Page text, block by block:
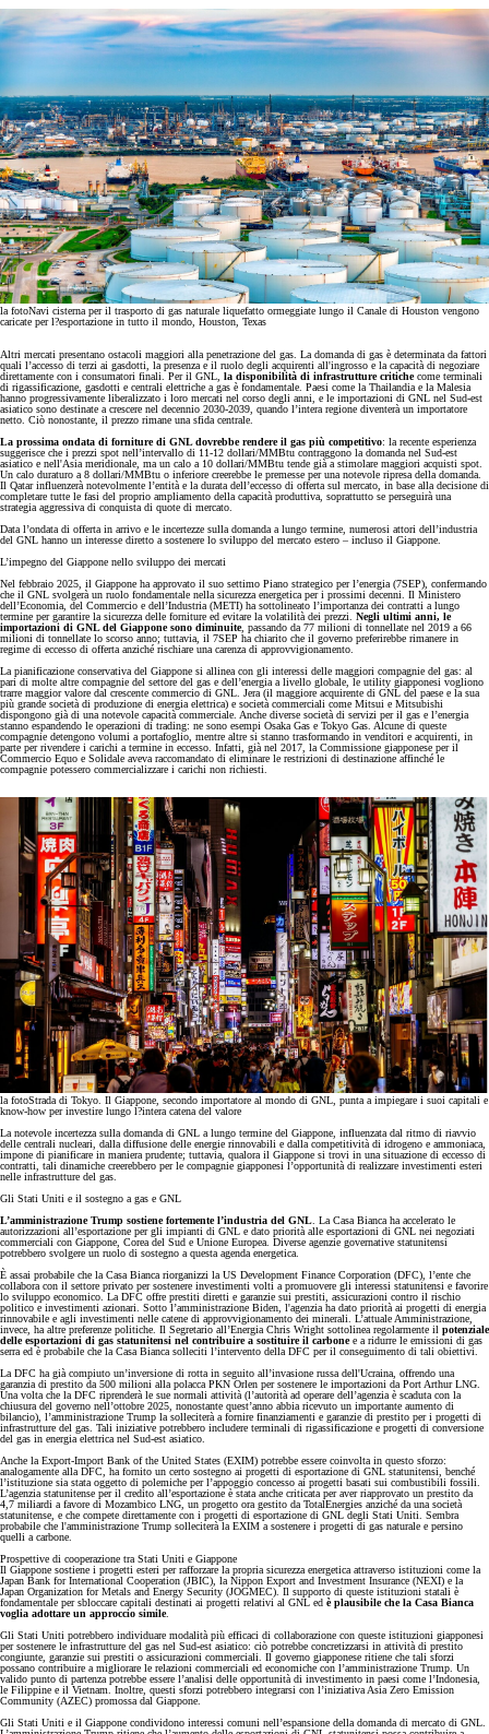
la fotoNavi cisterna per il trasporto di gas naturale liquefatto ormeggiate lungo il Canale di Houston vengono
caricate per l?esportazione in tutto il mondo, Houston, Texas
Altri mercati presentano ostacoli maggiori alla penetrazione del gas. La domanda di gas è determinata da fattori
quali l’accesso di terzi ai gasdotti, la presenza e il ruolo degli acquirenti all'ingrosso e la capacità di negoziare
direttamente con i consumatori finali. Per il GNL, la disponibilità di infrastrutture critichecome terminali
di rigassificazione, gasdotti e centrali elettriche a gas è fondamentale. Paesi come la Thailandia e la Malesia
hanno progressivamente liberalizzato i loro mercati nel corso degli anni, e le importazioni di GNL nel Sud-est
asiatico sono destinate a crescere nel decennio 2030-2039, quando l’intera regione diventerà un importatore
netto. Ciò nonostante, il prezzo rimane una sfida centrale.
La prossima ondata di forniture di GNL dovrebbe rendere il gas più competitivo: la recente esperienza
suggerisce che i prezzi spot nell’intervallo di 11-12 dollari/MMBtu contraggono la domanda nel Sud-est
asiatico e nell'Asia meridionale, ma un calo a 10 dollari/MMBtu tende già a stimolare maggiori acquisti spot.
Un calo duraturo a 8 dollari/MMBtu o inferiore creerebbe le premesse per una notevole ripresa della domanda.
Il Qatar influenzerà notevolmente l’entità e la durata dell’eccesso di offerta sul mercato, in base alla decisione di
completare tutte le fasi del proprio ampliamento della capacità produttiva, soprattutto se perseguirà una
strategia aggressiva di conquista di quote di mercato.
Data l’ondata di offerta in arrivo e le incertezze sulla domanda a lungo termine, numerosi attori dell’industria
del GNL hanno un interesse diretto a sostenere lo sviluppo del mercato estero – incluso il Giappone.
L’impegno del Giappone nello sviluppo dei mercati
Nel febbraio 2025, il Giappone ha approvato il suo settimo Piano strategico per l’energia (7SEP), confermando
che il GNL svolgerà un ruolo fondamentale nella sicurezza energetica per i prossimi decenni. Il Ministero
dell’Economia, del Commercio e dell’Industria (METI) ha sottolineato l’importanza dei contratti a lungo
termine per garantire la sicurezza delle forniture ed evitare la volatilità dei prezzi. Negli ultimi anni, le
importazioni di GNL del Giappone sono diminuite, passando da 77 milioni di tonnellate nel 2019 a 66
milioni di tonnellate lo scorso anno; tuttavia, il 7SEP ha chiarito che il governo preferirebbe rimanere in
regime di eccesso di offerta anziché rischiare una carenza di approvvigionamento.
La pianificazione conservativa del Giappone si allinea con gli interessi delle maggiori compagnie del gas: al
pari di molte altre compagnie del settore del gas e dell’energia a livello globale, le utility giapponesi vogliono
trarre maggior valore dal crescente commercio di GNL. Jera (il maggiore acquirente di GNL del paese e la sua
più grande società di produzione di energia elettrica) e società commerciali come Mitsui e Mitsubishi
dispongono già di una notevole capacità commerciale. Anche diverse società di servizi per il gas e l’energia
stanno espandendo le operazioni di trading: ne sono esempi Osaka Gas e Tokyo Gas. Alcune di queste
compagnie detengono volumi a portafoglio, mentre altre si stanno trasformando in venditori e acquirenti, in
parte per rivendere i carichi a termine in eccesso. Infatti, già nel 2017, la Commissione giapponese per il
Commercio Equo e Solidale aveva raccomandato di eliminare le restrizioni di destinazione affinché le
compagnie potessero commercializzare i carichi non richiesti.
la fotoStrada di Tokyo. Il Giappone, secondo importatore al mondo di GNL, punta a impiegare i suoi capitali e
know-how per investire lungo l?intera catena del valore
La notevole incertezza sulla domanda di GNL a lungo termine del Giappone, influenzata dal ritmo di riavvio
delle centrali nucleari, dalla diffusione delle energie rinnovabili e dalla competitività di idrogeno e ammoniaca,
impone di pianificare in maniera prudente; tuttavia, qualora il Giappone si trovi in una situazione di eccesso di
contratti, tali dinamiche creerebbero per le compagnie giapponesi l’opportunità di realizzare investimenti esteri
nelle infrastrutture del gas.
Gli Stati Uniti e il sostegno a gas e GNL
L’amministrazione Trump sostiene fortemente l’industria del GNL . La Casa Bianca ha accelerato le
autorizzazioni all’esportazione per gli impianti di GNL e dato priorità alle esportazioni di GNL nei negoziati
commerciali con Giappone, Corea del Sud e Unione Europea. Diverse agenzie governative statunitensi
potrebbero svolgere un ruolo di sostegno a questa agenda energetica.
È assai probabile che la Casa Bianca riorganizzi la US Development Finance Corporation (DFC), l’ente che
collabora con il settore privato per sostenere investimenti volti a promuovere gli interessi statunitensi e favorire
lo sviluppo economico. La DFC offre prestiti diretti e garanzie sui prestiti, assicurazioni contro il rischio
politico e investimenti azionari. Sotto l’amministrazione Biden, l'agenzia ha dato priorità ai progetti di energia
rinnovabile e agli investimenti nelle catene di approvvigionamento dei minerali. L’attuale Amministrazione,
invece, ha altre preferenze politiche. Il Segretario all’Energia Chris Wright sottolinea regolarmente il potenziale
delle esportazioni di gas statunitensi nel contribuire a sostituire il carbonee a ridurre le emissioni di gas
serra ed è probabile che la Casa Bianca solleciti l’intervento della DFC per il conseguimento di tali obiettivi.
La DFC ha già compiuto un’inversione di rotta in seguito all’invasione russa dell'Ucraina, offrendo una
garanzia di prestito da 500 milioni alla polacca PKN Orlen per sostenere le importazioni da Port Arthur LNG.
Una volta che la DFC riprenderà le sue normali attività (l’autorità ad operare dell’agenzia è scaduta con la
chiusura del governo nell’ottobre 2025, nonostante quest’anno abbia ricevuto un importante aumento di
bilancio), l’amministrazione Trump la solleciterà a fornire finanziamenti e garanzie di prestito per i progetti di
infrastrutture del gas. Tali iniziative potrebbero includere terminali di rigassificazione e progetti di conversione
del gas in energia elettrica nel Sud-est asiatico.
Anche la Export-Import Bank of the United States (EXIM) potrebbe essere coinvolta in questo sforzo:
analogamente alla DFC, ha fornito un certo sostegno ai progetti di esportazione di GNL statunitensi, benché
l’istituzione sia stata oggetto di polemiche per l’appoggio concesso ai progetti basati sui combustibili fossili.
L’agenzia statunitense per il credito all’esportazione è stata anche criticata per aver riapprovato un prestito da
4,7 miliardi a favore di Mozambico LNG, un progetto ora gestito da TotalEnergies anziché da una società
statunitense, e che compete direttamente con i progetti di esportazione di GNL degli Stati Uniti. Sembra
probabile che l'amministrazione Trump solleciterà la EXIM a sostenere i progetti di gas naturale e persino
quelli a carbone.
Prospettive di cooperazione tra Stati Uniti e Giappone
Il Giappone sostiene i progetti esteri per rafforzare la propria sicurezza energetica attraverso istituzioni come la
Japan Bank for International Cooperation (JBIC), la Nippon Export and Investment Insurance (NEXI) e la
Japan Organization for Metals and Energy Security (JOGMEC). Il supporto di queste istituzioni statali è
fondamentale per sbloccare capitali destinati ai progetti relativi al GNL ed è plausibile che la Casa Bianca
voglia adottare un approccio simile.
Gli Stati Uniti potrebbero individuare modalità più efficaci di collaborazione con queste istituzioni giapponesi
per sostenere le infrastrutture del gas nel Sud-est asiatico: ciò potrebbe concretizzarsi in attività di prestito
congiunte, garanzie sui prestiti o assicurazioni commerciali. Il governo giapponese ritiene che tali sforzi
possano contribuire a migliorare le relazioni commerciali ed economiche con l’amministrazione Trump. Un
valido punto di partenza potrebbe essere l’analisi delle opportunità di investimento in paesi come l’Indonesia,
le Filippine e il Vietnam. Inoltre, questi sforzi potrebbero integrarsi con l’iniziativa Asia Zero Emission
Community (AZEC) promossa dal Giappone.
Gli Stati Uniti e il Giappone condividono interessi comuni nell’espansione della domanda di mercato di GNL.